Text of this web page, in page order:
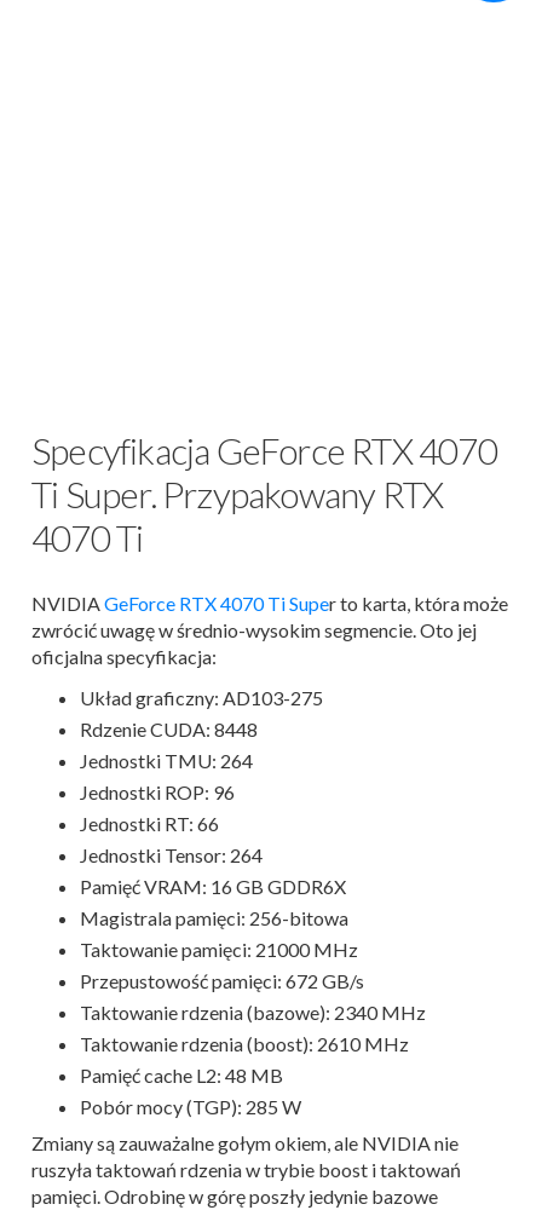
Specyfikacja GeForce RTX 4070
Ti Super. Przypakowany RTX
4070 Ti
NVIDIAGeForce RTX 4070 Ti Super to karta, która może
zwrócić uwagę w średnio-wysokim segmencie. Oto jej
oficjalna specyfikacja:
Układ graficzny: AD103-275
Rdzenie CUDA: 8448
Jednostki TMU: 264
Jednostki ROP: 96
Jednostki RT: 66
Jednostki Tensor: 264
Pamięć VRAM: 16 GB GDDR6X
Magistrala pamięci: 256-bitowa
Taktowanie pamięci: 21000 MHz
Przepustowość pamięci: 672 GB/s
Taktowanie rdzenia (bazowe): 2340 MHz
Taktowanie rdzenia (boost): 2610 MHz
Pamięć cache L2: 48 MB
Pobór mocy (TGP): 285 W
Zmiany są zauważalne gołym okiem, ale NVIDIA nie
ruszyła taktowań rdzenia w trybie boost i taktowań
pamięci. Odrobinę w górę poszły jedynie bazowe